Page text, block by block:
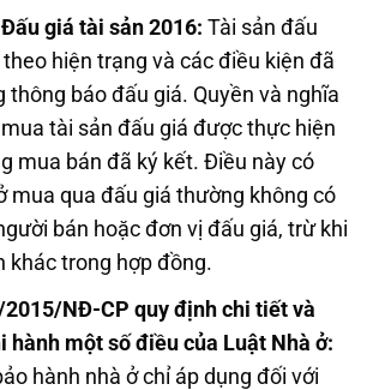
giá tài sản 2016: Tài sản đấu
hiện trạng và các điều kiện đã
thông báo đấu giá. Quyền và nghĩa
tài sản đấu giá được thực hiện
mua bán đã ký kết. Điều này có
mua qua đấu giá thường không có
bán hoặc đơn vị đấu giá, trừ khi
khác trong hợp đồng.
NĐ-CP quy định chi tiết và
hành một số điều của Luật Nhà ở:
hành nhà ở chỉ áp dụng đối với